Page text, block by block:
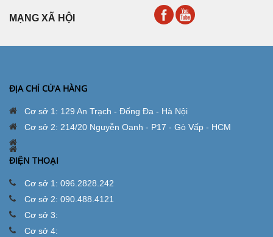
MẠNG XÃ HỘI
ĐỊA CHỈ CỬA HÀNG
Cơ sở 1: 129 An Trạch - Đống Đa - Hà Nội
Cơ sở 2: 214/20 Nguyễn Oanh - P17 - Gò Vấp - HCM
ĐIỆN THOẠI
Cơ sở 1: 096.2828.242
Cơ sở 2: 090.488.4121
Cơ sở 3:
Cơ sở 4: